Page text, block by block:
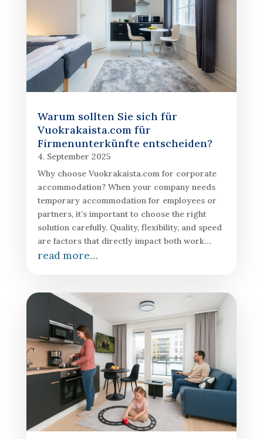
Warum sollten Sie sich für
Vuokrakaista.com für
Firmenunterkünfte entscheiden?
4. September 2025
Why choose Vuokrakaista.com for corporate
accommodation? When your company needs
temporary accommodation for employees or
partners, it’s important to choose the right
solution carefully. Quality, flexibility, and speed
are factors that directly impact both work…
read more…